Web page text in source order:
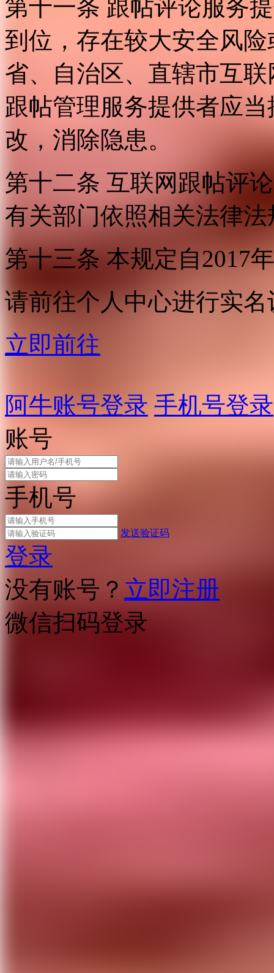
第十一条 跟帖评论服务
到位，存在较大安全风
省、自治区、直辖市互
跟帖管理服务提供者应
改，消除隐患。
第十二条 互联网跟帖评
有关部门依照相关法律
第十三条 本规定自2017
请前往个人中心进行实名
立即前往
阿牛账号登录 手机号登录
账号
手机号
发送验证码
登录
没有账号？ 立即注册
微信扫码登录